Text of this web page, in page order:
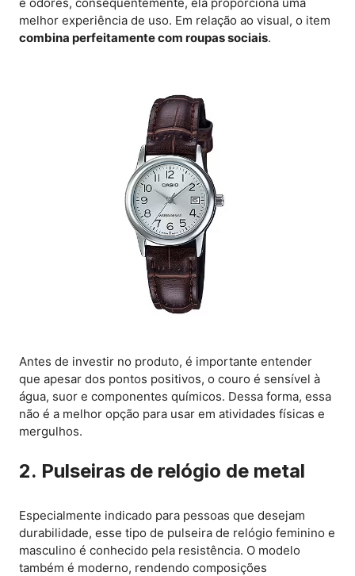
e odores, consequentemente, ela proporciona uma
melhor experiência de uso. Em relação ao visual, o item
combina perfeitamente com roupas sociais.
Antes de investir no produto, é importante entender
que apesar dos pontos positivos, o couro é sensível à
água, suor e componentes químicos. Dessa forma, essa
não é a melhor opção para usar em atividades físicas e
mergulhos.
2. Pulseiras de relógio de metal
Especialmente indicado para pessoas que desejam
durabilidade, esse tipo de pulseira de relógio feminino e
masculino é conhecido pela resistência. O modelo
também é moderno, rendendo composições